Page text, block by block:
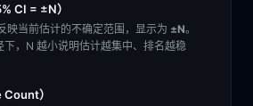
CI = ±N）
映当前估计的不确定范围，显示为 ±N。
下，N 越小说明估计越集中、排名越稳
）